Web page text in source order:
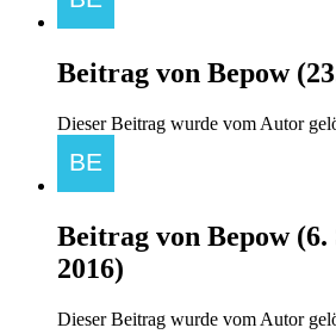
Beitrag von Bepow(
Dieser Beitrag wurde vom Autor
Beitrag von Bepow(6.
2016)
Dieser Beitrag wurde vom Autor